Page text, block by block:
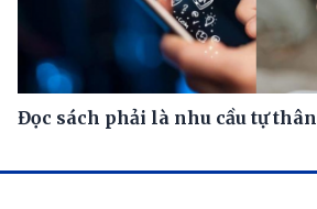
Đọc sách phải là nhu cầu tự thân